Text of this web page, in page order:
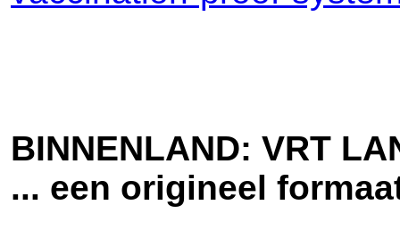
BINNENLAND: VRT
... een origineel